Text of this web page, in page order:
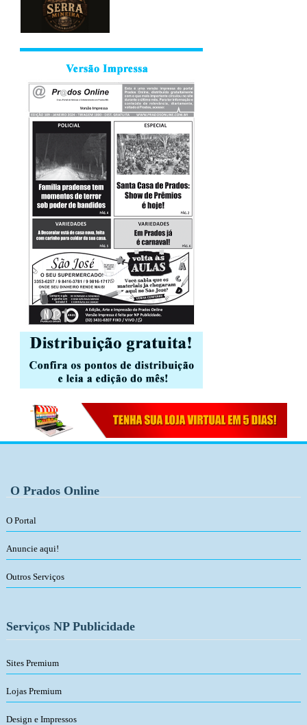
O Prados Online
O Portal
Anuncie aqui!
Outros Serviços
Serviços NP Publicidade
Sites Premium
Lojas Premium
Design e Impressos